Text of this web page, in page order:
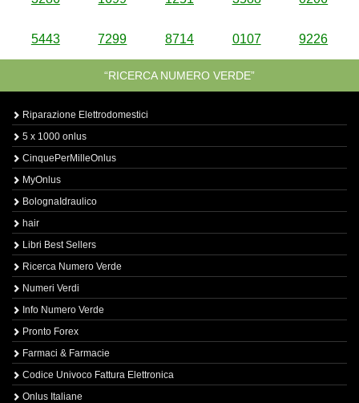
5443 7299 8714 0107 9226
“RICERCA NUMERO VERDE”
Riparazione Elettrodomestici
5 x 1000 onlus
CinquePerMilleOnlus
MyOnlus
BolognaIdraulico
hair
Libri Best Sellers
Ricerca Numero Verde
Numeri Verdi
Info Numero Verde
Pronto Forex
Farmaci & Farmacie
Codice Univoco Fattura Elettronica
Onlus Italiane